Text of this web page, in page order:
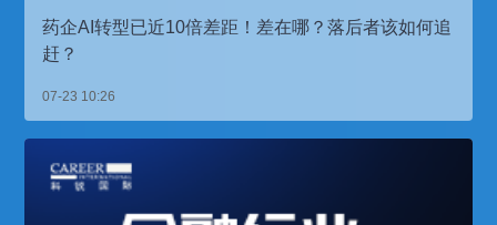
药企AI转型已近10倍差距！差在哪？落后者该如何追
赶？
07-23 10:26